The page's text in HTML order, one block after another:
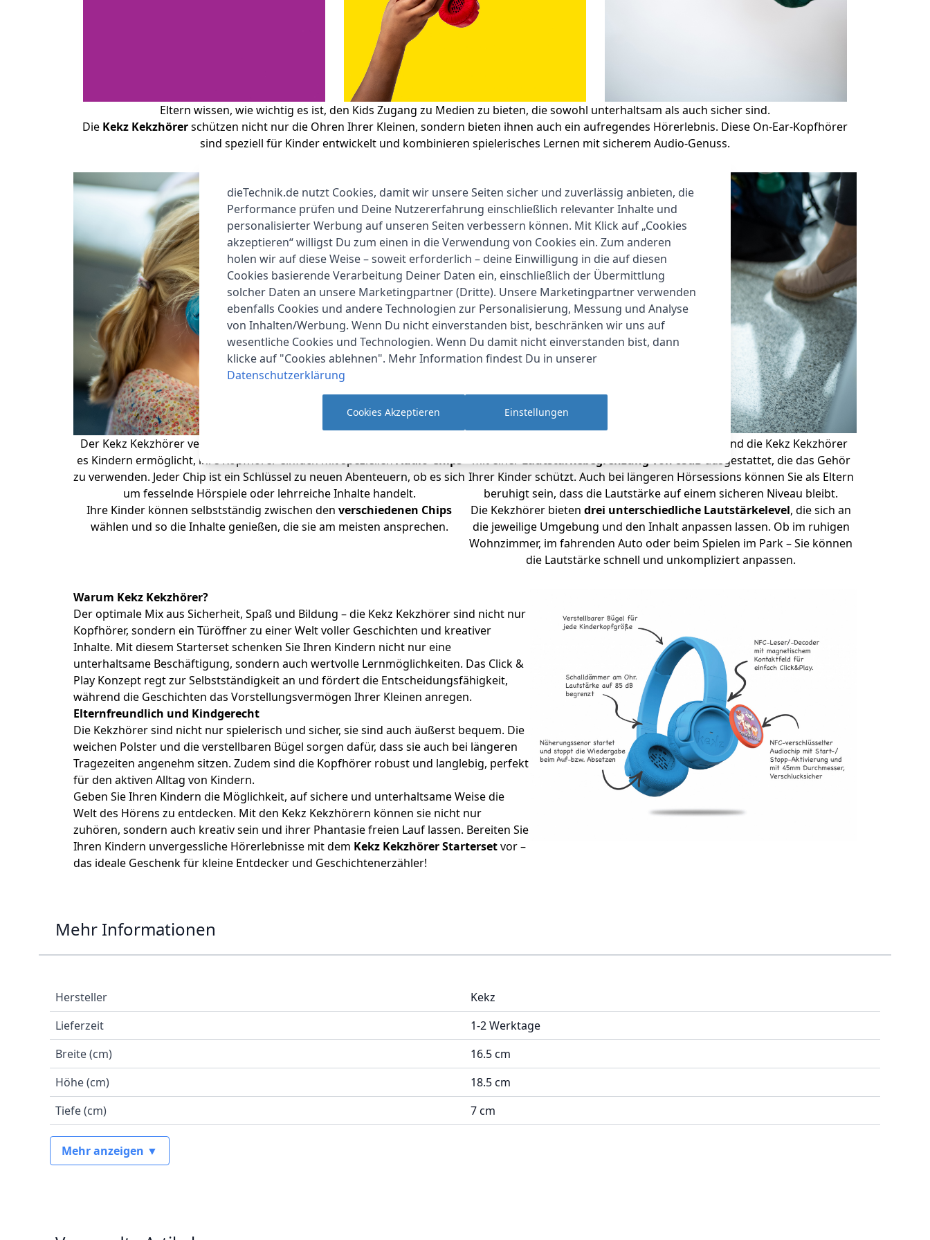
Eltern wissen, wie wichtig es ist, den Kids Zugang zu Medien zu bieten, die sowohl unterhaltsam als auch sicher sind.
Die Kekz Kekzhörerschützen nicht nur die Ohren Ihrer Kleinen, sondern bieten ihnen auch ein aufregendes Hörerlebnis. Diese On-Ear-Kopfhörer
sind speziell für Kinder entwickelt und kombinieren spielerisches Lernen mit sicherem Audio-Genuss.
Der Kekz Kekzhörer verwendet ein innovatives
es Kindern ermöglicht, ihre Kopfhörer einfach mit speziellenAudio-Chips
zu verwenden. Jeder Chip ist ein Schlüssel zu neuen Abenteuern, ob es sich
um fesselnde Hörspiele oder lehrreiche Inhalte handelt.
Ihre Kinder können selbstständig zwischen den verschiedenen Chips
wählen und so die Inhalte genießen, die sie am meisten ansprechen.
hat bei uns oberste Priorität. Daher sind die Kekz Kekzhörer
mit einerLautstärkebegrenzung von 85dBausgestattet, die das Gehör
Ihrer Kinder schützt. Auch bei längeren Hörsessions können Sie als Eltern
beruhigt sein, dass die Lautstärke auf einem sicheren Niveau bleibt.
Die Kekzhörer bieten drei unterschiedliche Lautstärkelevel, die sich an
die jeweilige Umgebung und den Inhalt anpassen lassen. Ob im ruhigen
Wohnzimmer, im fahrenden Auto oder beim Spielen im Park – Sie können
die Lautstärke schnell und unkompliziert anpassen.
Warum Kekz Kekzhörer?
Der optimale Mix aus Sicherheit, Spaß und Bildung – die Kekz Kekzhörer sind nicht nur
Kopfhörer, sondern ein Türöffner zu einer Welt voller Geschichten und kreativer
Inhalte. Mit diesem Starterset schenken Sie Ihren Kindern nicht nur eine
unterhaltsame Beschäftigung, sondern auch wertvolle Lernmöglichkeiten. Das Click &
Play Konzept regt zur Selbstständigkeit an und fördert die Entscheidungsfähigkeit,
während die Geschichten das Vorstellungsvermögen Ihrer Kleinen anregen.
Elternfreundlich und Kindgerecht
Die Kekzhörer sind nicht nur spielerisch und sicher, sie sind auch äußerst bequem. Die
weichen Polster und die verstellbaren Bügel sorgen dafür, dass sie auch bei längeren
Tragezeiten angenehm sitzen. Zudem sind die Kopfhörer robust und langlebig, perfekt
für den aktiven Alltag von Kindern.
Geben Sie Ihren Kindern die Möglichkeit, auf sichere und unterhaltsame Weise die
Welt des Hörens zu entdecken. Mit den Kekz Kekzhörern können sie nicht nur
zuhören, sondern auch kreativ sein und ihrer Phantasie freien Lauf lassen. Bereiten Sie
Ihren Kindern unvergessliche Hörerlebnisse mit dem Kekz Kekzhörer Startersetvor –
das ideale Geschenk für kleine Entdecker und Geschichtenerzähler!
Mehr Informationen
Hersteller
Kekz
Lieferzeit
1-2 Werktage
Breite (cm)
16.5 cm
Höhe (cm)
18.5 cm
Tiefe (cm)
7 cm
Mehr anzeigen ▼
dieTechnik.de nutzt Cookies, damit wir unsere Seiten sicher und zuverlässig anbieten, die
Performance prüfen und Deine Nutzererfahrung einschließlich relevanter Inhalte und
personalisierter Werbung auf unseren Seiten verbessern können. Mit Klick auf „Cookies
akzeptieren“ willigst Du zum einen in die Verwendung von Cookies ein. Zum anderen
holen wir auf diese Weise – soweit erforderlich – deine Einwilligung in die auf diesen
Cookies basierende Verarbeitung Deiner Daten ein, einschließlich der Übermittlung
solcher Daten an unsere Marketingpartner (Dritte). Unsere Marketingpartner verwenden
ebenfalls Cookies und andere Technologien zur Personalisierung, Messung und Analyse
von Inhalten/Werbung. Wenn Du nicht einverstanden bist, beschränken wir uns auf
wesentliche Cookies und Technologien. Wenn Du damit nicht einverstanden bist, dann
klicke auf "Cookies ablehnen". Mehr Information findest Du in unserer
Datenschutzerklärung
Cookies Akzeptieren Einstellungen